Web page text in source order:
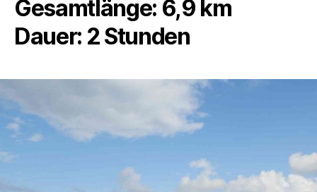
Gesamtlänge: 6,9 km
Dauer: 2 Stunden